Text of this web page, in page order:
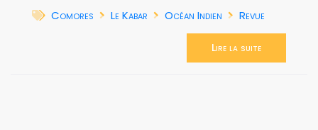
Comores
Le Kabar Océan Indien Revue
Lire la suite